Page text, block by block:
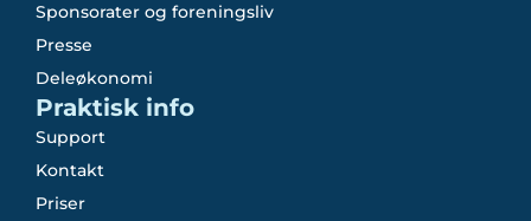
Sponsorater og foreningsliv
Presse
Deleøkonomi
Praktisk info
Support
Kontakt
Priser